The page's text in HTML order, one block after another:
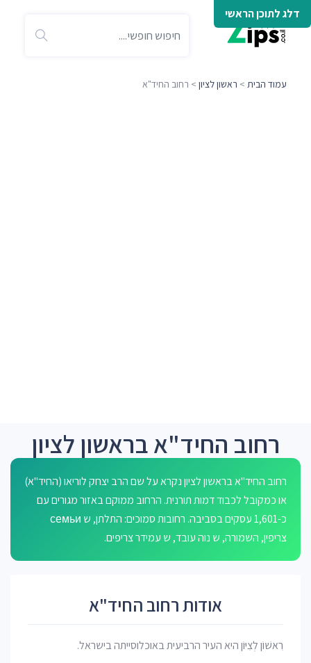
דלג לתוכן הראשי
עמוד הבית > ראשון לציון > רחוב החיד"א
רחוב החיד"א בראשון לציון
רחוב החיד"א בראשון לציון נקרא על שם הרב יצחק לוריאו (החיד"א)
או כמקובל לכבוד דמות תורנית. הרחוב ממוקם באזור מגורים עם
כ-1,601 עסקים בסביבה. רחובות סמוכים: התלתן, ש семьи
צריפין, השמורה, ש נוה עובד, ש עמידר צריפים.
אודות רחוב החיד"א
רִאשׁוֹן לְצִיּוֹן היא העיר הרביעית באוכלוסייתה בישראל.